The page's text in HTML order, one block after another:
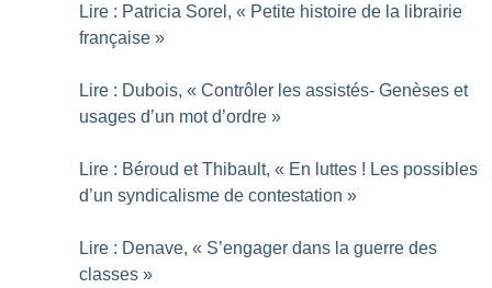
Lire : Patricia Sorel, « Petite histoire de la librairie
française »
Lire : Dubois, « Contrôler les assistés- Genèses et
usages d’un mot d’ordre »
Lire : Béroud et Thibault, « En luttes ! Les possibles
d’un syndicalisme de contestation »
Lire : Denave, « S’engager dans la guerre des
classes »